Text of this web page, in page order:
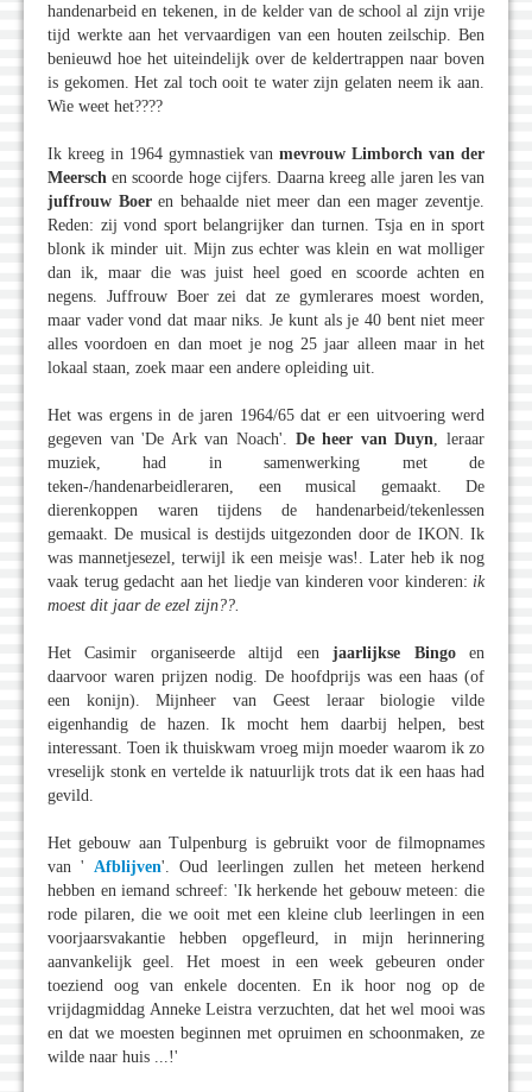
handenarbeid en tekenen, in de kelder van de school al zijn vrije
tijd werkte aan het vervaardigen van een houten zeilschip. Ben
benieuwd hoe het uiteindelijk over de keldertrappen naar boven
is gekomen. Het zal toch ooit te water zijn gelaten neem ik aan.
Wie weet het????
Ik kreeg in 1964 gymnastiek vanmevrouw Limborch van der
Meersch en scoorde hoge cijfers. Daarna kreeg alle jaren les van
juffrouw Boeren behaalde niet meer dan een mager zeventje.
Reden: zij vond sport belangrijker dan turnen. Tsja en in sport
blonk ik minder uit. Mijn zus echter was klein en wat molliger
dan ik, maar die was juist heel goed en scoorde achten en
negens. Juffrouw Boer zei dat ze gymlerares moest worden,
maar vader vond dat maar niks. Je kunt als je 40 bent niet meer
alles voordoen en dan moet je nog 25 jaar alleen maar in het
lokaal staan, zoek maar een andere opleiding uit.
Het was ergens in de jaren 1964/65 dat er een uitvoering werd
gegeven van 'De Ark van Noach'. De heer van Duyn , leraar
muziek, had in samenwerking met de
teken-/handenarbeidleraren, een musical gemaakt. De
dierenkoppen waren tijdens de handenarbeid/tekenlessen
gemaakt. De musical is destijds uitgezonden door de IKON. Ik
was mannetjesezel, terwijl ik een meisje was!. Later heb ik nog
vaak terug gedacht aan het liedje van kinderen voor kinderen: ik
moest dit jaar de ezel zijn??.
Het Casimir organiseerde altijd eenjaarlijkse Bingoen
daarvoor waren prijzen nodig. De hoofdprijs was een haas (of
een konijn). Mijnheer van Geest leraar biologie vilde
eigenhandig de hazen. Ik mocht hem daarbij helpen, best
interessant. Toen ik thuiskwam vroeg mijn moeder waarom ik zo
vreselijk stonk en vertelde ik natuurlijk trots dat ik een haas had
gevild.
Het gebouw aan Tulpenburg is gebruikt voor de filmopnames
van ' Afblijven'. Oud leerlingen zullen het meteen herkend
hebben en iemand schreef: 'Ik herkende het gebouw meteen: die
rode pilaren, die we ooit met een kleine club leerlingen in een
voorjaarsvakantie hebben opgefleurd, in mijn herinnering
aanvankelijk geel. Het moest in een week gebeuren onder
toeziend oog van enkele docenten. En ik hoor nog op de
vrijdagmiddag Anneke Leistra verzuchten, dat het wel mooi was
en dat we moesten beginnen met opruimen en schoonmaken, ze
wilde naar huis ...!'